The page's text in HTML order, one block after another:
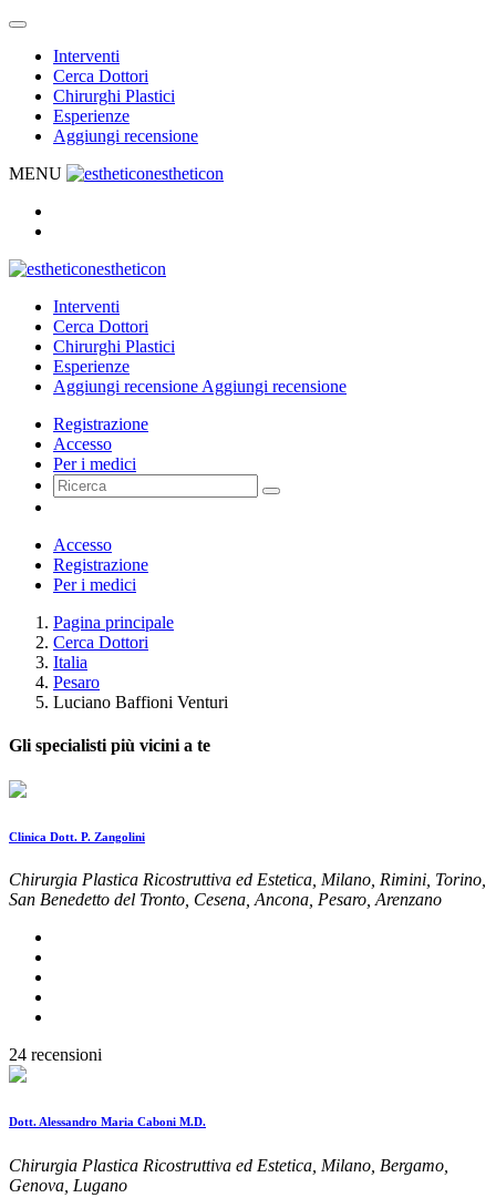
Interventi
Cerca Dottori
Chirurghi Plastici
Esperienze
Aggiungi recensione
MENU
estheticon
estheticon
Interventi
Cerca Dottori
Chirurghi Plastici
Esperienze
Aggiungi recensione Aggiungi recensione
Registrazione
Accesso
Per i medici
Accesso
Registrazione
Per i medici
Pagina principale
Cerca Dottori
Italia
Pesaro
Luciano Baffioni Venturi
Gli specialisti più vicini a te
Clinica Dott. P. Zangolini
Chirurgia Plastica Ricostruttiva ed Estetica, Milano, Rimini, Torino,
San Benedetto del Tronto, Cesena, Ancona, Pesaro, Arenzano
24 recensioni
Dott. Alessandro Maria Caboni M.D.
Chirurgia Plastica Ricostruttiva ed Estetica, Milano, Bergamo,
Genova, Lugano